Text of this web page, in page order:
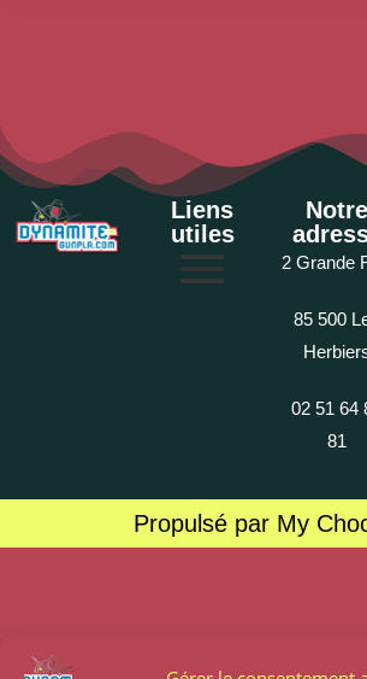
Liens
utiles
Notre
2 Grande
85 500
02 51 64
81
Propulsé par My